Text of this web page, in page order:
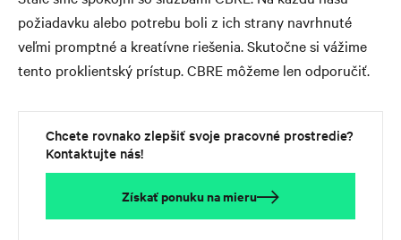
požiadavku alebo potrebu boli z ich strany navrhnuté
veľmi promptné a kreatívne riešenia. Skutočne si vážime
tento proklientský prístup. CBRE môžeme len odporučiť.
Chcete rovnako zlepšiť svoje pracovné prostredie?
Kontaktujte nás!
Získať ponuku na mieru